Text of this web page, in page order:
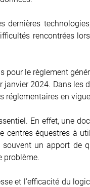
rencontrées
le règlement
janvier 2024. Dans les
réglementaires en
En effet, une
équestres à
un apport de
problème.
et l’efficacité du